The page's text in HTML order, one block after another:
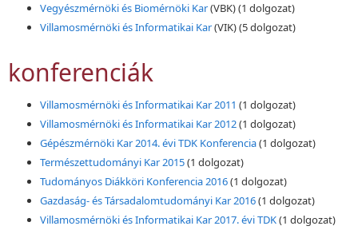
Vegyészmérnöki és Biomérnöki Kar(VBK)(1 dolgozat)
Villamosmérnöki és Informatikai Kar(VIK)(5 dolgozat)
konferenciák
Villamosmérnöki és Informatikai Kar 2011 (1 dolgozat)
Villamosmérnöki és Informatikai Kar 2012(1 dolgozat)
Gépészmérnöki Kar 2014. évi TDK Konferencia(1 dolgozat)
Természettudományi Kar 2015(1 dolgozat)
Tudományos Diákköri Konferencia 2016(1 dolgozat)
Gazdaság- és Társadalomtudományi Kar 2016(1 dolgozat)
Villamosmérnöki és Informatikai Kar 2017. évi TDK(1 dolgozat)